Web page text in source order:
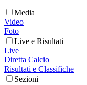
Media
Video
Foto
Live e Risultati
Live
Diretta Calcio
Risultati e Classifiche
Sezioni